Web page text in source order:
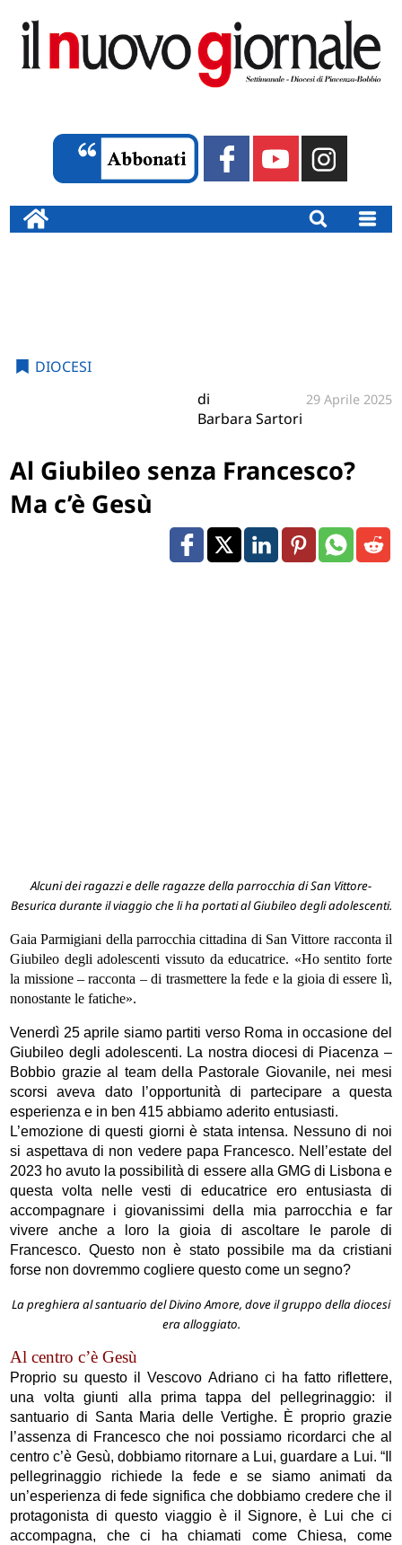
DIOCESI
di
Barbara Sartori
29 Aprile 2025
Al Giubileo senza Francesco?
Ma c’è Gesù
Alcuni dei ragazzi e delle ragazze della parrocchia di San Vittore-
Besurica durante il viaggio che li ha portati al Giubileo degli adolescenti.
Gaia Parmigiani della parrocchia cittadina di San Vittore racconta il
Giubileo degli adolescenti vissuto da educatrice. «Ho sentito forte
la missione – racconta – di trasmettere la fede e la gioia di essere lì,
nonostante le fatiche».
Venerdì 25 aprile siamo partiti verso Roma in occasione del
Giubileo degli adolescenti. La nostra diocesi di Piacenza –
Bobbio grazie al team della Pastorale Giovanile, nei mesi
scorsi aveva dato l’opportunità di partecipare a questa
esperienza e in ben 415 abbiamo aderito entusiasti.
L’emozione di questi giorni è stata intensa. Nessuno di noi
si aspettava di non vedere papa Francesco. Nell’estate del
2023 ho avuto la possibilità di essere alla GMG di Lisbona e
questa volta nelle vesti di educatrice ero entusiasta di
accompagnare i giovanissimi della mia parrocchia e far
vivere anche a loro la gioia di ascoltare le parole di
Francesco. Questo non è stato possibile ma da cristiani
forse non dovremmo cogliere questo come un segno?
La preghiera al santuario del Divino Amore, dove il gruppo della diocesi
era alloggiato.
Al centro c’è Gesù
Proprio su questo il Vescovo Adriano ci ha fatto riflettere,
una volta giunti alla prima tappa del pellegrinaggio: il
santuario di Santa Maria delle Vertighe. È proprio grazie
l’assenza di Francesco che noi possiamo ricordarci che al
centro c’è Gesù, dobbiamo ritornare a Lui, guardare a Lui. “Il
pellegrinaggio richiede la fede e se siamo animati da
un’esperienza di fede significa che dobbiamo credere che il
protagonista di questo viaggio è il Signore, è Lui che ci
accompagna, che ci ha chiamati come Chiesa, come